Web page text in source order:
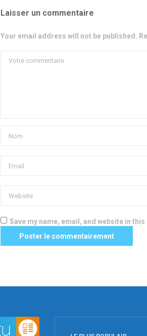
Laisser un commentaire
Your email address will not be published.
Save my name, email, and website in